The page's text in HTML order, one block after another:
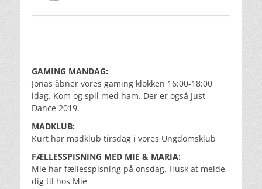
GAMING MANDAG:
Jonas åbner vores gaming klokken 16:00-18:00
idag. Kom og spil med ham. Der er også Just
Dance 2019.
MADKLUB:
Kurt har madklub tirsdag i vores Ungdomsklub
FÆLLESSPISNING MED MIE & MARIA:
Mie har fællesspisning på onsdag. Husk at melde
dig til hos Mie